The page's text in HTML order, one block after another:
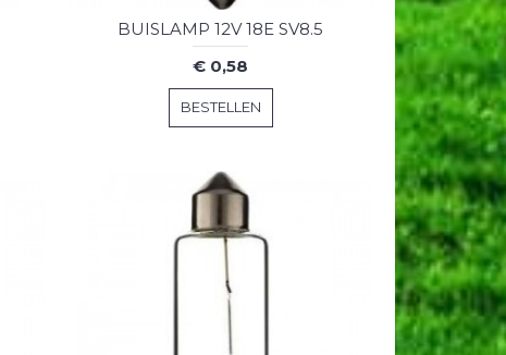
BUISLAMP 12V 18E SV8.5
€ 0,58
BESTELLEN